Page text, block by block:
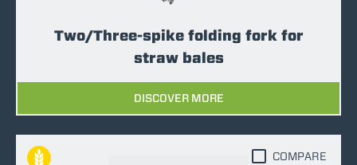
Two/Three-spike folding fork for
straw bales
DISCOVER MORE
COMPARE